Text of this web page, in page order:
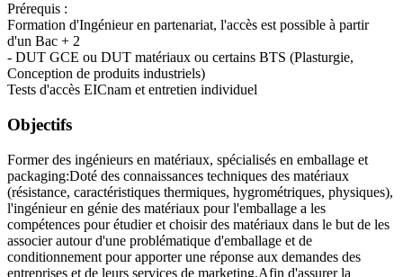
Prérequis :
Formation d'Ingénieur en partenariat, l'accès est possible à partir
d'un Bac + 2
- DUT GCE ou DUT matériaux ou certains BTS (Plasturgie,
Conception de produits industriels)
Tests d'accès EICnam et entretien individuel
Objectifs
Former des ingénieurs en matériaux, spécialisés en emballage et
packaging:Doté des connaissances techniques des matériaux
(résistance, caractéristiques thermiques, hygrométriques, physiques),
l'ingénieur en génie des matériaux pour l'emballage a les
compétences pour étudier et choisir des matériaux dans le but de les
associer autour d'une problématique d'emballage et de
conditionnement pour apporter une réponse aux demandes des
entreprises et de leurs services de marketing.Afin d'assurer la